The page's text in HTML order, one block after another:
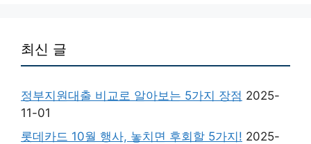
최신 글
정부지원대출 비교로 알아보는 5가지 장점 2025-
11-01
롯데카드 10월 행사, 놓치면 후회할 5가지! 2025-